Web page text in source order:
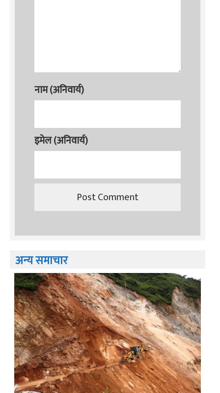
नाम (अनिवार्य)
इमेल (अनिवार्य)
अन्य समाचार